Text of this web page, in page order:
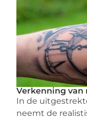
Verkenning
In de
neemt de